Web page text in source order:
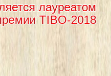
лауреатом
TIBO-2018